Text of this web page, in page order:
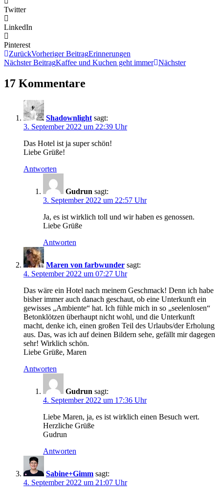
Twitter
LinkedIn
Pinterest
ZurückVorheriger BeitragErinnerungen
Nächster BeitragKaffee und Kuchen geht immer Nächster
17 Kommentare
Shadownlight sagt:
3. September 2022 um 22:39 Uhr
Das Hotel ist ja super schön!
Liebe Grüße!
Antworten
Gudrun sagt:
3. September 2022 um 22:57 Uhr
Ja, es ist wirklich toll und wir haben es genossen.
Liebe Grüße
Antworten
Maren von farbwunder sagt:
4. September 2022 um 07:27 Uhr
Das wäre ein Hotel nach meinem Geschmack! Denn ich habe
bisher immer auch danach geschaut, ob eine Unterkunft ein
gewisses „Ambiente“ hat. Ich fühle mich in so „seelenlosen“
Betonklötzen überhaupt nicht wohl, und die Unterkunft
macht, denke ich, einen großen Teil des Urlaubs/der Erholung
aus. Das, was ich auf deinen Bildern sehe, gefällt mir dagegen
sehr! Wirklich schön.
Liebe Grüße, Maren
Antworten
Gudrun sagt:
4. September 2022 um 17:36 Uhr
Liebe Maren, ja, es ist wirklich einen Besuch wert.
Herzliche Grüße
Gudrun
Antworten
Sabine+Gimm sagt:
4. September 2022 um 21:07 Uhr